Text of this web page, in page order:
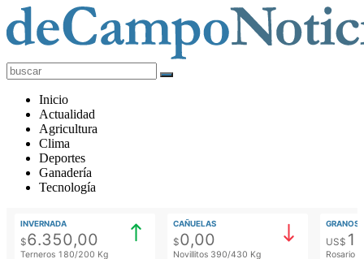
deCampoNoticias
Actualidad
Agropecuaria
Inicio
Actualidad
Agricultura
Clima
Deportes
Ganadería
Tecnología
INVERNADA
$6.350,00
Terneros 180/200 Kg
CAÑUELAS
$0,00
Novillitos 390/430 Kg
GRANOS
US$
Rosario